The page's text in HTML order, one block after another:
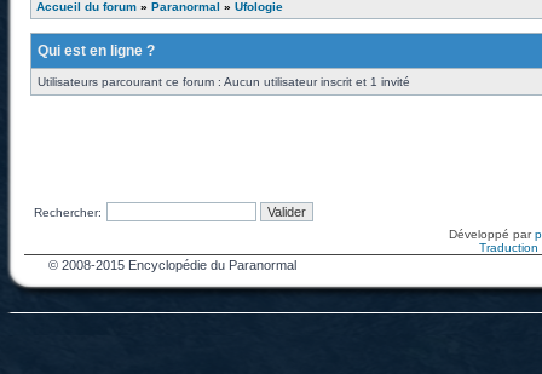
Accueil du forum » Paranormal » Ufologie
Qui est en ligne ?
Utilisateurs parcourant ce forum : Aucun utilisateur inscrit et 1 invité
Rechercher:
Développé par
Traduction
© 2008-2015 Encyclopédie du Paranormal